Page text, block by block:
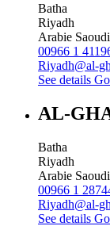
Batha
Riyadh
Arabie
00966 1
Riyadh@al-
See details
AL-
Batha
Riyadh
Arabie
00966 1
Riyadh@al-
See details